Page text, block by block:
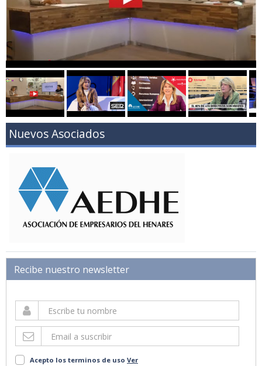
Nuevos Asociados
Recibe nuestro newsletter
Acepto los terminos de uso Ver